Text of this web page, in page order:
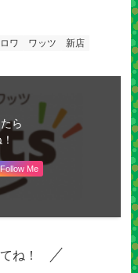
ワ ワッツ 新店
ら
！
Follow Me
ね！